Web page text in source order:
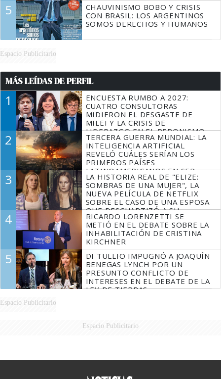
5
CHAUVINISMO BOBO Y CRISIS
CON BRASIL: LOS ARGENTINOS
SOMOS DERECHOS Y HUMANOS
Espacio Publicitario
MÁS LEÍDAS DE PERFIL
1
ENCUESTA RUMBO A 2027:
CUATRO CONSULTORAS
MIDIERON EL DESGASTE DE
MILEI Y LA CRISIS DE
LIDERAZGO EN EL PERONISMO
2
TERCERA GUERRA MUNDIAL: LA
INTELIGENCIA ARTIFICIAL
REVELÓ CUÁLES SERÍAN LOS
PRIMEROS PAÍSES
LATINOAMERICANOS EN SER
DERROTADOS
3
LA HISTORIA REAL DE "ELIZE:
SOMBRAS DE UNA MUJER", LA
NUEVA PELÍCULA DE NETFLIX
SOBRE EL CASO DE UNA ESPOSA
QUE DESCUARTIZÓ A SU
MARIDO
4
RICARDO LORENZETTI SE
METIÓ EN EL DEBATE SOBRE LA
INHABILITACIÓN DE CRISTINA
KIRCHNER
5
DI TULLIO IMPUGNÓ A JOAQUÍN
BENEGAS LYNCH POR UN
PRESUNTO CONFLICTO DE
INTERESES EN EL DEBATE DE LA
LEY DE TIERRAS
Espacio Publicitario
Espacio Publicitario